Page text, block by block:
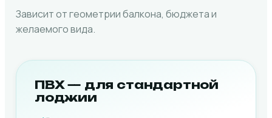
Зависит от геометрии балкона, бюджета и
желаемого вида.
ПВХ — для стандартной
лоджии